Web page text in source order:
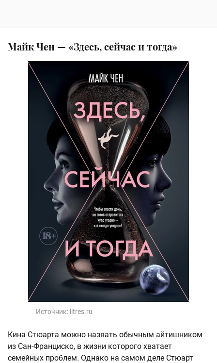
Майк Чен — «Здесь, сейчас и тогда»
Источник: litres.ru
Кина Стюарта можно назвать обычным айтишником
из Сан-Франциско, в жизни которого хватает
семейных проблем. Однако на самом деле Стюарт